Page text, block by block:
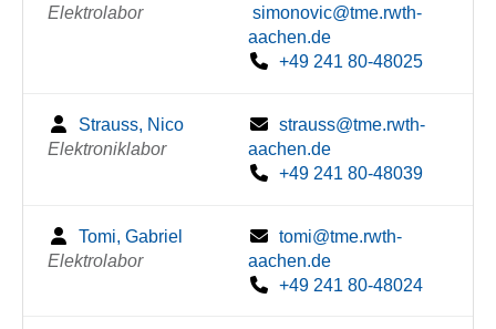
Elektrolabor
simonovic@tme.rwth-
aachen.de
+49 241 80-48025
Strauss, Nico
Elektroniklabor
strauss@tme.rwth-
aachen.de
+49 241 80-48039
Tomi, Gabriel
Elektrolabor
tomi@tme.rwth-
aachen.de
+49 241 80-48024